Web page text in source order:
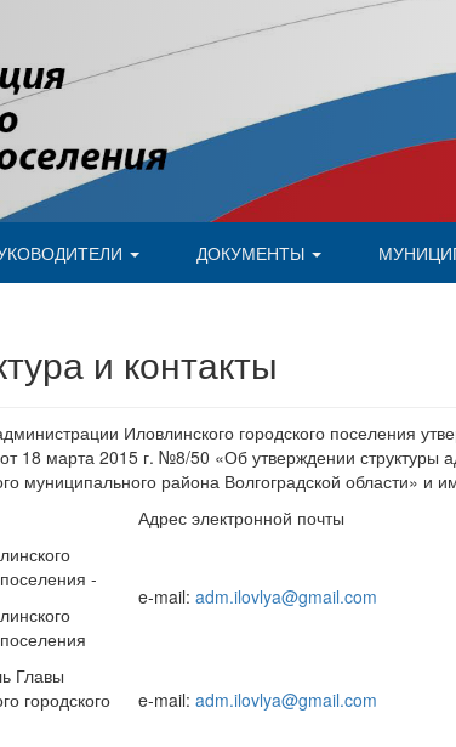
ДОКУМЕНТЫ
и контакты
Иловлинского городского поселения
18 марта 2015 г. №8/50 «Об утверждении структуры
муниципального района Волгоградской области» и
Адрес электронной почты
-
e-mail:adm.ilovlya@gmail.com
Главы
городского
e-mail:adm.ilovlya@gmail.com